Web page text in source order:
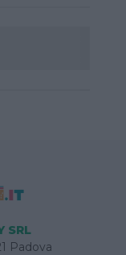
SRL
Padova